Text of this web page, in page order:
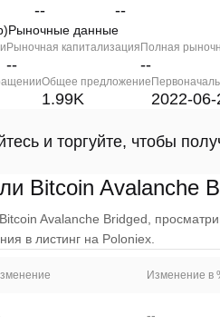
-- --
данные
Рыночная капитализация
--
Полная
--
Общее предложение
1.99K 2022-06-
и торгуйте, чтобы
Bitcoin Avalanche
Avalanche Bridged,
в листинг на Poloniex.
Изменение в
--